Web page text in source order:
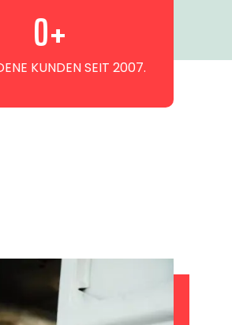
KUNDEN SEIT 2007.
0+